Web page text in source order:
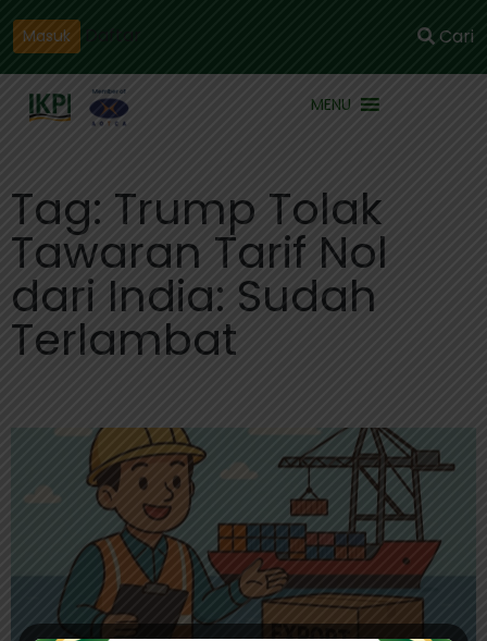
Masuk Cari
MENU
Tag: Trump Tolak
Tawaran Tarif Nol
dari India: Sudah
Terlambat